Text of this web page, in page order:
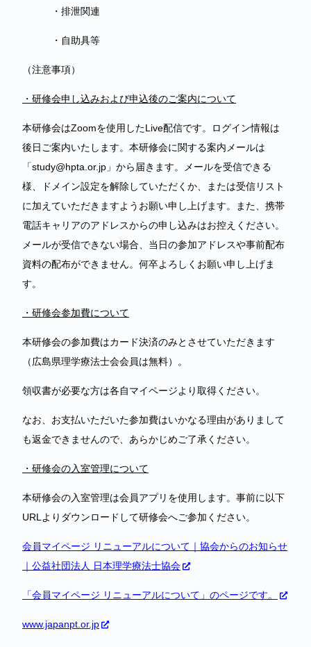
・排泄関連
・自助具等
（注意事項）
・研修会申し込みおよび申込後のご案内について
本研修会はZoomを使用したLive配信です。ログイン情報は
後日ご案内いたします。本研修会に関する案内メールは
「study@hpta.or.jp」から届きます。メールを受信できる
様、ドメイン設定を解除していただくか、または受信リスト
に加えていただきますようお願い申し上げます。また、携帯
電話キャリアのアドレスからの申し込みはお控えください。
メールが受信できない場合、当日の参加アドレスや事前配布
資料の配布ができません。何卒よろしくお願い申し上げま
す。
・研修会参加費について
本研修会の参加費はカード決済のみとさせていただきます
（広島県理学療法士会会員は無料）。
領収書が必要な方は各自マイページより取得ください。
なお、お支払いただいた参加費はいかなる理由がありまして
も返金できませんので、あらかじめご了承ください。
・研修会の入室管理について
本研修会の入室管理は会員アプリを使用します。事前に以下
URLよりダウンロードして研修会へご参加ください。
会員マイページ リニューアルについて｜協会からのお知らせ
｜公益社団法人 日本理学療法士協会
「会員マイページ リニューアルについて」のページです。
www.japanpt.or.jp